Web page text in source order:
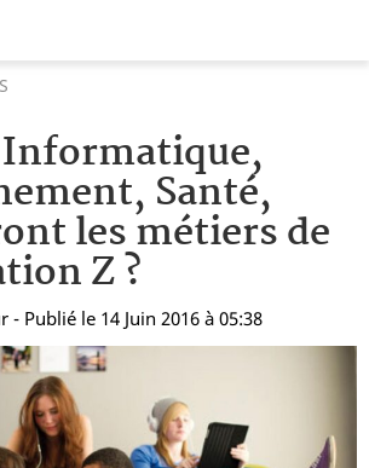
Santé,
les métiers de
Z ?
- Publié le 14 Juin 2016 à 05:38